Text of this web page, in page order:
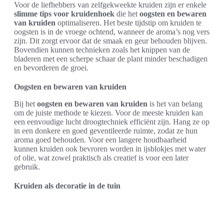
Voor de liefhebbers van zelfgekweekte kruiden zijn er enkele
slimme tips voor kruidenhoek die het oogsten en bewaren
van kruiden optimaliseren. Het beste tijdstip om kruiden te
oogsten is in de vroege ochtend, wanneer de aroma’s nog vers
zijn. Dit zorgt ervoor dat de smaak en geur behouden blijven.
Bovendien kunnen technieken zoals het knippen van de
bladeren met een scherpe schaar de plant minder beschadigen
en bevorderen de groei.
Oogsten en bewaren van kruiden
Bij het oogsten en bewaren van kruiden is het van belang
om de juiste methode te kiezen. Voor de meeste kruiden kan
een eenvoudige lucht droogtechniek efficiënt zijn. Hang ze op
in een donkere en goed geventileerde ruimte, zodat ze hun
aroma goed behouden. Voor een langere houdbaarheid
kunnen kruiden ook bevroren worden in ijsblokjes met water
of olie, wat zowel praktisch als creatief is voor een later
gebruik.
Kruiden als decoratie in de tuin